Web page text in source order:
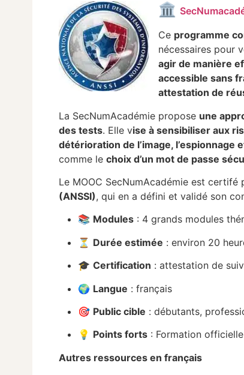
🏛️
Ce programme
nécessaires pour
agir de manière
accessible sans
attestation de
La SecNumAcadémie propose une
des tests. Elle vise à sensibiliser aux
détérioration de l’image, l’espionnage
comme lechoix d’un mot de passe
Le MOOC SecNumAcadémie est certifé
(ANSSI), qui en a défini et validé son
📚 Modules : 4 grands modules
⏳ Durée estimée : environ 20
🎓Certification : attestation de
🌍 Langue : français
🎯 Public cible : débutants,
💡 Points forts : Formation
Autres ressources en français